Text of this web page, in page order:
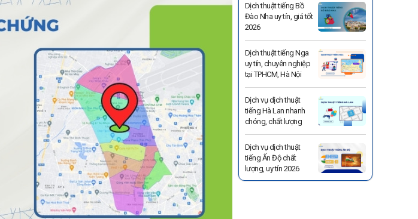
Dịch thuật tiếng Bồ
Đào Nha uy tín, giá tốt
2026
Dịch thuật tiếng Nga
uy tín, chuyên nghiệp
tại TPHCM, Hà Nội
Dịch vụ dịch thuật
tiếng Hà Lan nhanh
chóng, chất lượng
Dịch vụ dịch thuật
tiếng Ấn Độ chất
lượng, uy tín 2026